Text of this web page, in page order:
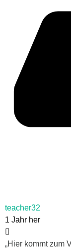
teacher32
1 Jahr her
„Hier kommt zum